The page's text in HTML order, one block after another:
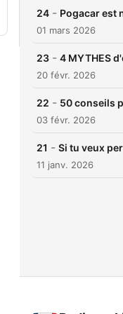
24 - Pogacar est
01 mars 2026
23 - 4 MYTHES
20 févr. 2026
22 - 50 conseils
03 févr. 2026
21 - Si tu veux
11 janv. 2026